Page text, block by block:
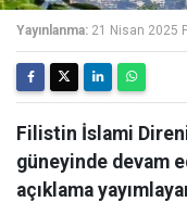
Yayınlanma: 21 Nisan 2025
Filistin İslami
güneyinde devam
açıklama